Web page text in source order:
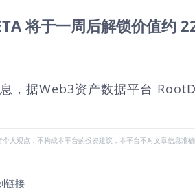
将于一周后解锁价值约
，据Web3资产数据平台
人观点，不构成本平台的投资建议，本平台不对文章信息准
链接